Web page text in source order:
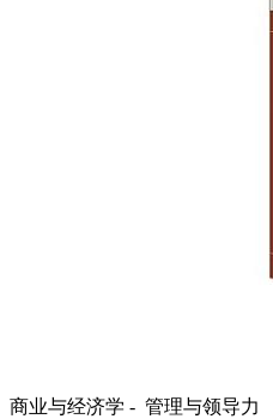
商业与经济学 - 管理与领导力